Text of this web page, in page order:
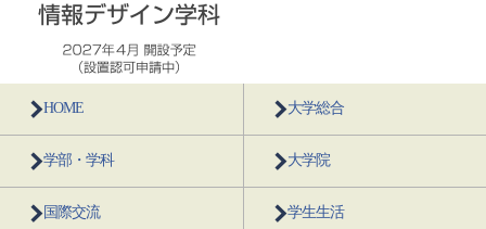
HOME 大学総合
学部・学科 大学院
国際交流 学生生活